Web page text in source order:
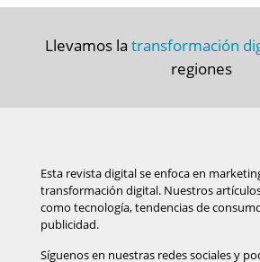
Llevamos la transformación
regiones
Esta revista digital se enfoca en
transformación digital. Nuestros
como tecnología, tendencias de
publicidad.
Síguenos en nuestras redes sociales y